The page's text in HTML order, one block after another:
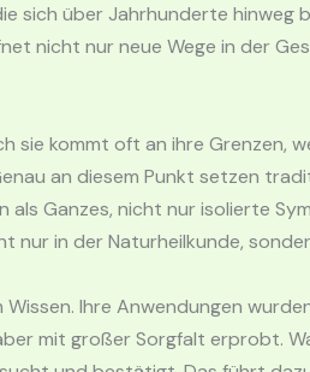
sich über Jahrhunderte hinweg
nicht nur neue Wege in der
sie kommt oft an ihre Grenzen,
an diesem Punkt setzen
Ganzes, nicht nur isolierte
nur in der Naturheilkunde,
Ihre Anwendungen
mit großer Sorgfalt erprobt.